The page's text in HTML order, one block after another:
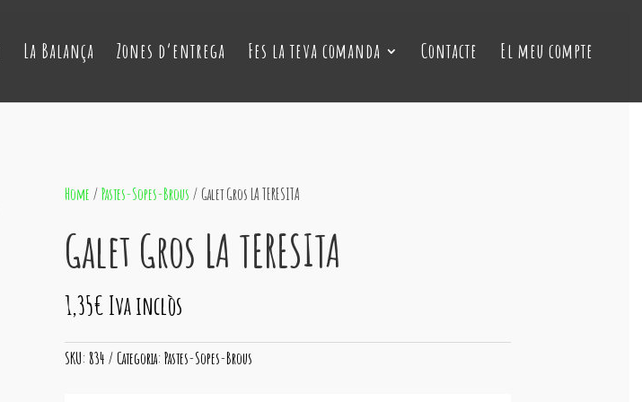
La Balança Zones d’entrega Fes la teva comanda Contacte El meu compte
Home /Pastes-Sopes-Brous / Galet Gros LA TERESITA
Galet Gros LA TERESITA
1,35€ Iva inclòs
SKU: 834 Categoria:Pastes-Sopes-Brous